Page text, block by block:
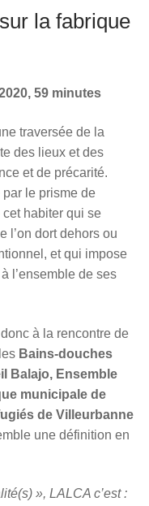
la fabrique
59 minutes
traversée de la
des lieux et des
et de précarité.
par le prisme de
cet habiter qui se
l’on dort dehors ou
et qui impose
l’ensemble de ses
à la rencontre de
Bains-douches
Balajo, Ensemble
municipale de
de Villeurbanne
une définition en
», LALCA c’est :